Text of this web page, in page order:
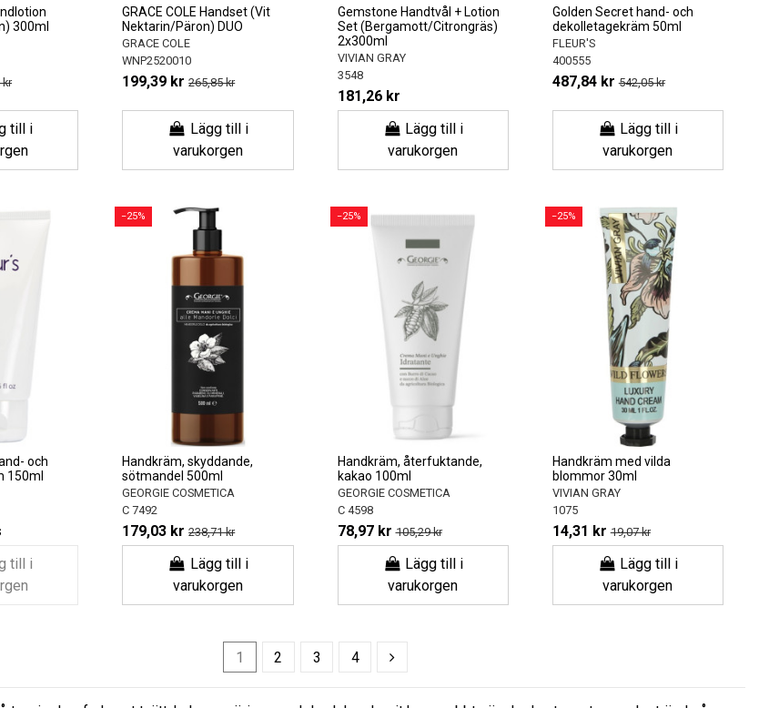
300ml
kr
till i
GRACE COLE Handset (Vit
Nektarin/Päron) DUO
GRACE COLE
WNP2520010
199,39 kr 265,85 kr
Lägg till i
varukorgen
Gemstone Handtvål + Lotion
Set (Bergamott/Citrongräs)
2x300ml
VIVIAN GRAY
3548
181,26 kr
Lägg till i
varukorgen
Golden Secret hand- och
dekolletagekräm 50ml
FLEUR'S
400555
487,84 kr 542,05 kr
Lägg till i
varukorgen
och
150ml
till i
−25%
Handkräm, skyddande,
sötmandel 500ml
GEORGIE COSMETICA
C 7492
179,03 kr 238,71 kr
Lägg till i
varukorgen
−25%
Handkräm, återfuktande,
kakao 100ml
GEORGIE COSMETICA
C 4598
78,97 kr 105,29 kr
Lägg till i
varukorgen
−25%
Handkräm med vilda
blommor 30ml
VIVIAN GRAY
1075
14,31 kr 19,07 kr
Lägg till i
varukorgen
1 2 3 4